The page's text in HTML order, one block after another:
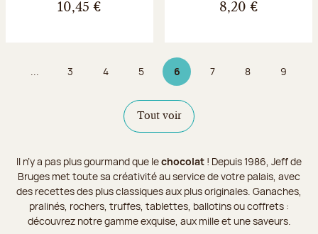
10,45 € 8,20 €
... Page
3 Page
4 Page
5 6Page 6 sur 9
Page
7 Page
8 Page
9
Tout voir
Il n’y a pas plus gourmand que lechocolat ! Depuis 1986, Jeff de
Bruges met toute sa créativité au service de votre palais, avec
des recettes des plus classiques aux plus originales. Ganaches,
pralinés, rochers, truffes, tablettes, ballotins ou coffrets :
découvrez notre gamme exquise, aux mille et une saveurs.